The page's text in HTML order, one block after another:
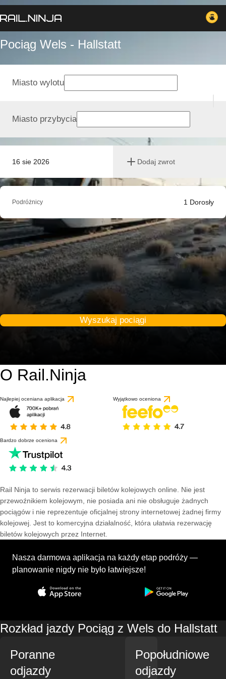
Pociąg Wels - Hallstatt
16 sie 2026 Dodaj zwrot
Miasto wylotu
Miasto przybycia
Podróżnicy 1 Dorosły
Wyszukaj pociągi
O Rail.Ninja
Najlepiej oceniana aplikacja Wyjątkowo oceniona
Bardzo dobrze oceniona
Rail Ninja to serwis rezerwacji biletów kolejowych online. Nie jest
przewoźnikiem kolejowym, nie posiada ani nie obsługuje żadnych
pociągów i nie reprezentuje oficjalnej strony internetowej żadnej firmy
kolejowej. Jest to komercyjna działalność, która ułatwia rezerwację
biletów kolejowych przez Internet.
Nasza darmowa aplikacja na każdy etap podróży —
planowanie nigdy nie było łatwiejsze!
Rozkład jazdy Pociąg z Wels do Hallstatt
Poranne
odjazdy
Popołudniowe
odjazdy